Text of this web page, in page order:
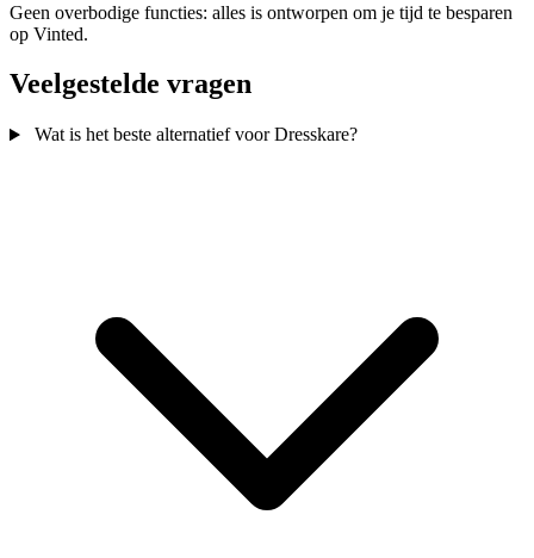
Geen overbodige functies: alles is ontworpen om je tijd te besparen
op Vinted.
Veelgestelde vragen
Wat is het beste alternatief voor Dresskare?